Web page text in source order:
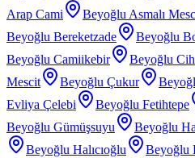
Arap Cami
Beyoğlu Asmalı
Beyoğlu Bereketzade
Beyoğlu
Beyoğlu Camiikebir
Beyoğlu
Mescit
Beyoğlu Çukur
Evliya Çelebi
Beyoğlu Fetihtepe
Beyoğlu Gümüşsuyu
Beyoğlu
Beyoğlu Halıcıoğlu
Beyoğlu